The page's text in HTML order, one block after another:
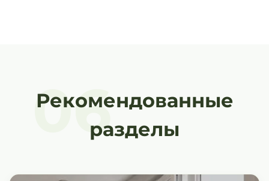
06
Рекомендованные
разделы